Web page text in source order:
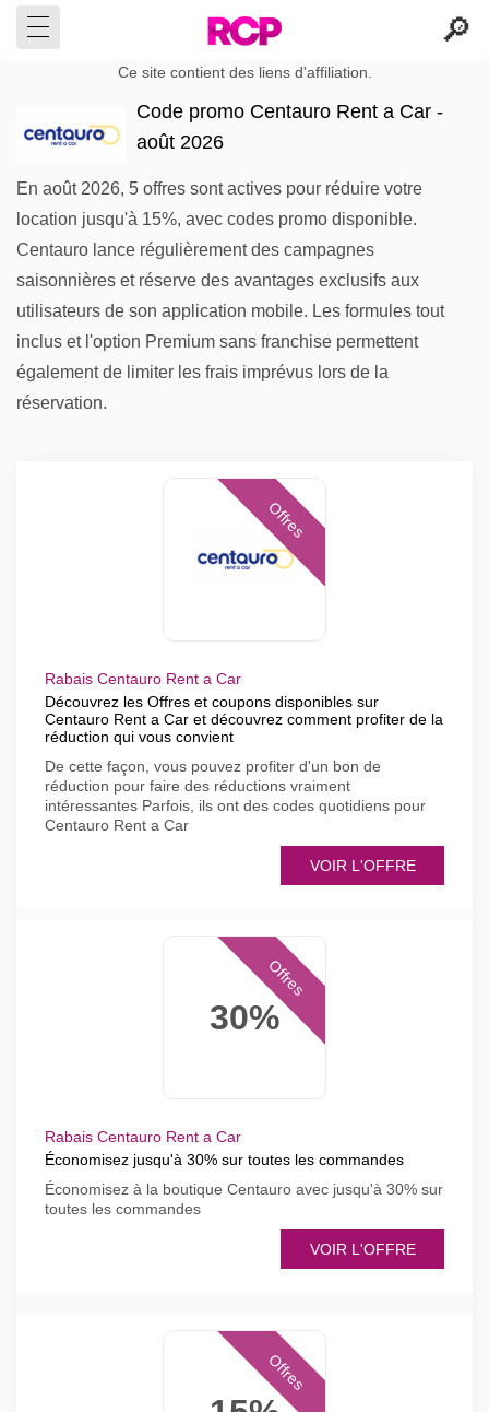
Ce site contient des liens d'affiliation.
Code promo Centauro Rent a Car -
août 2026
En août 2026, 5 offres sont actives pour réduire votre
location jusqu'à 15%, avec codes promo disponible.
Centauro lance régulièrement des campagnes
saisonnières et réserve des avantages exclusifs aux
utilisateurs de son application mobile. Les formules tout
inclus et l'option Premium sans franchise permettent
également de limiter les frais imprévus lors de la
réservation.
Offres
Rabais Centauro Rent a Car
Découvrez les Offres et coupons disponibles sur
Centauro Rent a Car et découvrez comment profiter de la
réduction qui vous convient
De cette façon, vous pouvez profiter d'un bon de
réduction pour faire des réductions vraiment
intéressantes Parfois, ils ont des codes quotidiens pour
Centauro Rent a Car
VOIR L'OFFRE
30%
Offres
Rabais Centauro Rent a Car
Économisez jusqu'à 30% sur toutes les commandes
Économisez à la boutique Centauro avec jusqu'à 30% sur
toutes les commandes
VOIR L'OFFRE
Offres